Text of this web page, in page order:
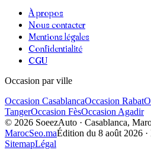
À propos
Nous contacter
Mentions légales
Confidentialité
CGU
Occasion par ville
Occasion CasablancaOccasion Rabat
TangerOccasion FèsOccasion Agadir
© 2026 SoeezAuto · Casablanca,
MarocSeo.maÉdition du 8 août 2026
SitemapLégal